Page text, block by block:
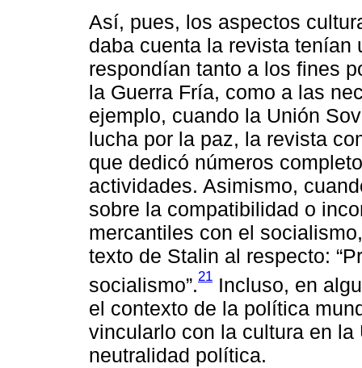
Así, pues, los aspectos
daba cuenta la revista tenían
respondían tanto a los fines
la Guerra Fría, como a las
ejemplo, cuando la Unión
lucha por la paz, la revista
que dedicó números
actividades. Asimismo,
sobre la compatibilidad o
mercantiles con el
texto de Stalin al respecto:
socialismo”.21 Incluso, en
el contexto de la política
vincularlo con la cultura en
neutralidad política.